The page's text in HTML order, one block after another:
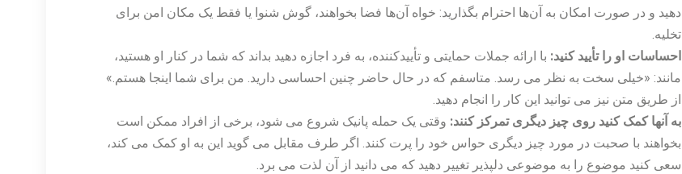
دهید و در صورت امکان به آن‌ها احترام بگذارید: خواه آن‌ها فضا بخواهند، گوش شنوا یا فقط یک مکان امن برای
تخلیه.
احساسات او را تأیید کنید: با ارائه جملات حمایتی و تأییدکننده، به فرد اجازه دهید بداند که شما در کنار او هستید،
مانند: «خیلی سخت به نظر می رسد. متاسفم که در حال حاضر چنین احساسی دارید. من برای شما اینجا هستم.»
از طریق متن نیز می توانید این کار را انجام دهید.
به آنها کمک کنید روی چیز دیگری تمرکز کنند: وقتی یک حمله پانیک شروع می شود، برخی از افراد ممکن است
بخواهند با صحبت در مورد چیز دیگری حواس خود را پرت کنند. اگر طرف مقابل می گوید این به او کمک می کند،
سعی کنید موضوع را به موضوعی دلپذیر تغییر دهید که می دانید از آن لذت می برد.